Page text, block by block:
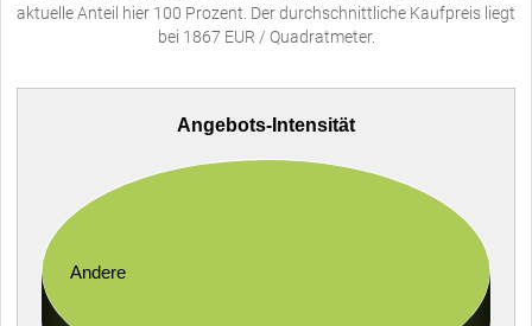
aktuelle Anteil hier 100 Prozent. Der durchschnittliche Kaufpreis liegt
bei 1867 EUR / Quadratmeter.
Angebots-Intensität
Andere